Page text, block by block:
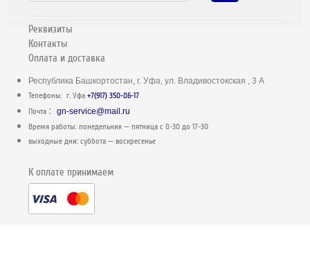
Реквизиты
Контакты
Оплата и доставка
Республика Башкортостан, г. Уфа, ул. Владивостокская , 3 А
Телефоны: г. Уфа+7(917) 350-86-17
Почта :gn-service@mail.ru
Время работы: понедельник — пятница c 8-30 до 17-30
выходные дни: суббота — воскресенье
К оплате принимаем